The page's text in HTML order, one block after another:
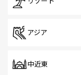
アジア
中近東